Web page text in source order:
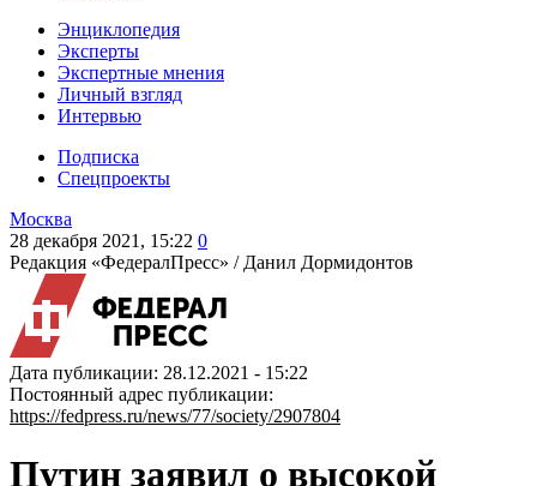
Энциклопедия
Эксперты
Экспертные мнения
Личный взгляд
Интервью
Подписка
Спецпроекты
Москва
28 декабря 2021, 15:22 0
Редакция «ФедералПресс» / Данил Дормидонтов
Дата публикации: 28.12.2021 - 15:22
Постоянный адрес публикации:
https://fedpress.ru/news/77/society/2907804
Путин заявил о высокой